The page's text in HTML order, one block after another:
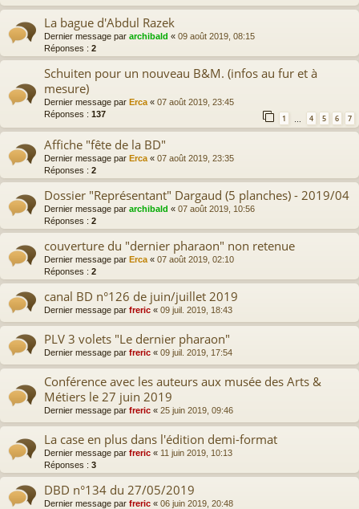
La bague d'Abdul Razek
Dernier message par archibald « 09 août 2019, 08:15
Réponses : 2
Schuiten pour un nouveau B&M. (infos au fur et à
mesure)
Dernier message par Erca « 07 août 2019, 23:45
Réponses : 137 1 4 5 6 7
Affiche "fête de la BD"
Dernier message par Erca « 07 août 2019, 23:35
Réponses : 2
Dossier "Représentant" Dargaud (5 planches) - 2019/04
Dernier message par archibald « 07 août 2019, 10:56
Réponses : 2
couverture du "dernier pharaon" non retenue
Dernier message par Erca « 07 août 2019, 02:10
Réponses : 2
canal BD n°126 de juin/juillet 2019
Dernier message par freric « 09 juil. 2019, 18:43
PLV 3 volets "Le dernier pharaon"
Dernier message par freric « 09 juil. 2019, 17:54
Conférence avec les auteurs aux musée des Arts &
Métiers le 27 juin 2019
Dernier message par freric « 25 juin 2019, 09:46
La case en plus dans l'édition demi-format
Dernier message par freric « 11 juin 2019, 10:13
Réponses : 3
DBD n°134 du 27/05/2019
Dernier message par freric « 06 juin 2019, 20:48